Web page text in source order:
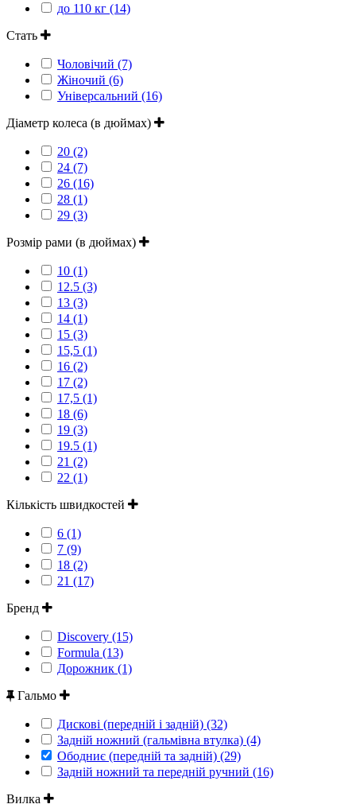
до 110 кг (14)
Стать
Чоловічий (7)
Жіночий (6)
Універсальний (16)
Діаметр колеса (в дюймах)
20 (2)
24 (7)
26 (16)
28 (1)
29 (3)
Розмір рами (в дюймах)
10 (1)
12.5 (3)
13 (3)
14 (1)
15 (3)
15,5 (1)
16 (2)
17 (2)
17,5 (1)
18 (6)
19 (3)
19.5 (1)
21 (2)
22 (1)
Кількість швидкостей
6 (1)
7 (9)
18 (2)
21 (17)
Бренд
Discovery (15)
Formula (13)
Дорожник (1)
Гальмо
Дискові (передній і задній) (32)
Задній ножний (гальмівна втулка) (4)
Ободниє (передній та задній) (29)
Задній ножний та передній ручний (16)
Вилка